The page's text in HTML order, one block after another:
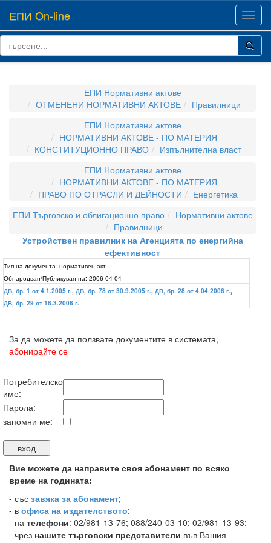
ЕПИ On-line
ЕПИ Нормативни актове
ОТМЕНЕНИ НОРМАТИВНИ АКТОВЕ
Правилници
ЕПИ Нормативни актове
НОРМАТИВНИ АКТОВЕ - ПО МАТЕРИЯ
КОНСТИТУЦИОННО ПРАВО
Изпълнителна власт
ЕПИ Нормативни актове
НОРМАТИВНИ АКТОВЕ - ПО МАТЕРИЯ
ПРАВО ПО ОТРАСЛИ И ДЕЙНОСТИ
Енергетика
ЕПИ Търговско и облигационно право
Нормативни актове
Правилници
Устройствен правилник на Агенцията по енергийна
ефективност
Тип на документа: нормативен акт
Обнародван/Публикуван на: 2006-04-04
ДВ, бр. 1 от 4.1.2005 г., ДВ, бр. 78 от 30.9.2005 г., ДВ, бр. 28 от 4.04.2006 г.,
ДВ, бр. 29 от 18.3.2008 г.
За да можете да ползвате документите в системата,
абонирайте се
Потребителско
име:
Парола:
запомни ме:
Вие можете да направите своя абонамент по всяко
време на годината:
- със завяка за абонамент;
- в офиса на издателството;
- на телефони: 02/981-13-76; 088/240-03-10; 02/981-13-93;
- чрез нашите търговски представители във Вашия